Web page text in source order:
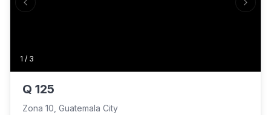
1 / 3
Previous slide Next
Q 125
Zona 10, Guatemala City